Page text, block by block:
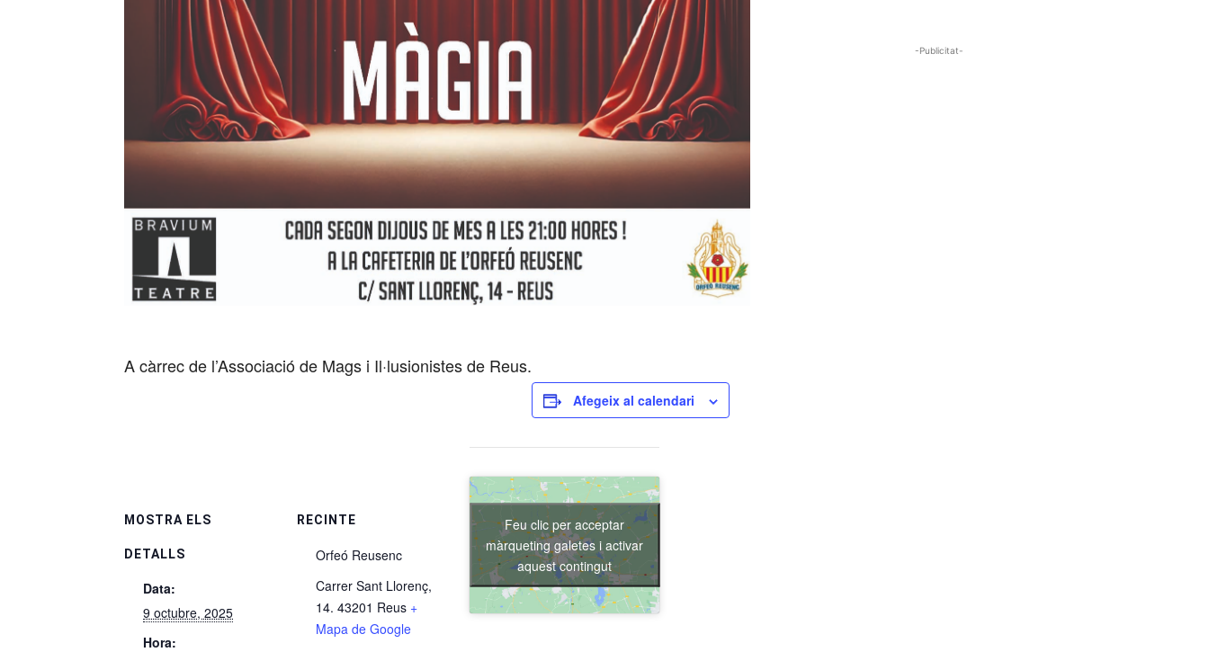
A càrrec de l’Associació de Mags i Il·lusionistes de Reus.
Afegeix al calendari
MOSTRA ELS
DETALLS
Data:
9 octubre, 2025
Hora:
RECINTE
Orfeó Reusenc
Carrer Sant Llorenç,
14. 43201 Reus +
Mapa de Google
Feu clic per acceptar
màrqueting galetes i activar
aquest contingut
-Publicitat-